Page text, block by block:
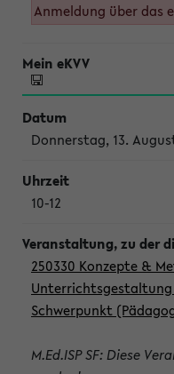
Anmeldung über das
Donnerstag, 13.
10-12
250330 Konzepte &
Unterrichtsgestaltung
Schwerpunkt
M.Ed.ISP SF: Diese